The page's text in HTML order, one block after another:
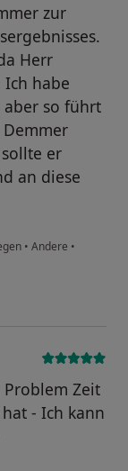
zur
Herr
habe
so führt
er
an diese
• Andere •
Zeit
- Ich kann